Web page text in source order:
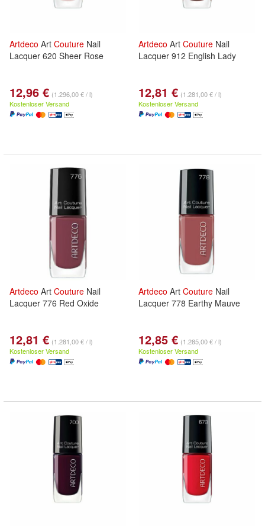
Artdeco Art Couture Nail
Lacquer 620 Sheer Rose
12,96 € (1.296,00 € / l)
Kostenloser Versand
Artdeco Art Couture Nail
Lacquer 912 English Lady
12,81 € (1.281,00 € / l)
Kostenloser Versand
Artdeco Art Couture Nail
Lacquer 776 Red Oxide
12,81 € (1.281,00 € / l)
Kostenloser Versand
Artdeco Art Couture Nail
Lacquer 778 Earthy Mauve
12,85 € (1.285,00 € / l)
Kostenloser Versand